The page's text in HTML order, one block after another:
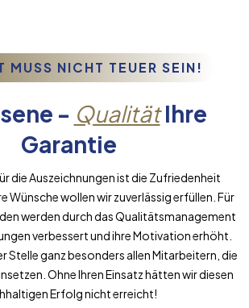
MUSS NICHT TEUER SEIN!
- QualitätIhre
Garantie
die Auszeichnungen ist die Zufriedenheit
Wünsche wollen wir zuverlässig erfüllen. Für
werden durch das Qualitätsmanagement
verbessert und ihre Motivation erhöht.
Stelle ganz besonders allen Mitarbeitern, die
Ohne Ihren Einsatz hätten wir diesen
Erfolg nicht erreicht!